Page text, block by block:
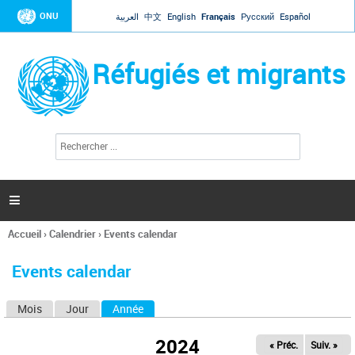
Jump to navigation
ONU العربية 中文 English Français Русский Español
Réfugiés et migrants
l
c
h
e

Vous
ici
Accueil›Calendrier› Events calendar
Events calendar
Mois Jour Année
2024 « Préc. Suiv. »